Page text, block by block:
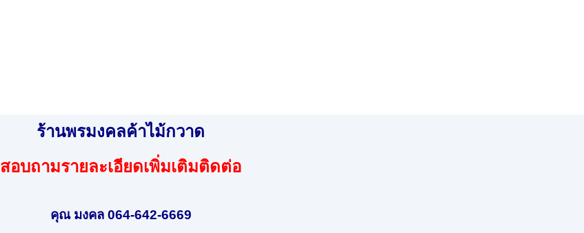
ร้านพรมงคลค้าไม้กวาด
สอบถามรายละเอียดเพิ่มเติมติดต่อ
คุณ มงคล 064-642-6669